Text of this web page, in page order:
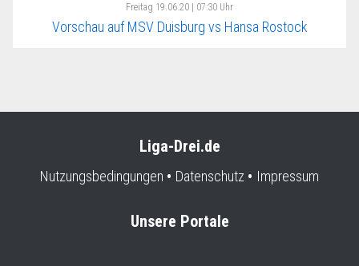
Freitag 19.06.20 | 07:30 Uhr
Vorschau auf MSV Duisburg vs Hansa Rostock
Liga-Drei.de
Nutzungsbedingungen Datenschutz Impressum
Unsere Portale